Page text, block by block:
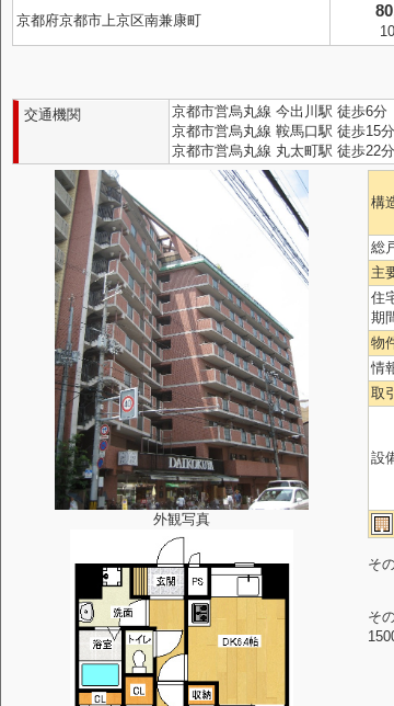
京都府京都市上京区南兼康町
交通機関
京都市営烏丸線 今出川駅 徒歩6分
京都市営烏丸線 鞍馬口駅 徒歩15分
京都市営烏丸線 丸太町駅 徒歩22分
外観写真
構
総
主
住
期
物
情
取
設
そ
そ